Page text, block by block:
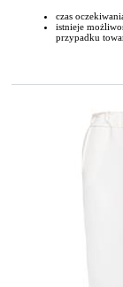
czas
istnieje
przypadku